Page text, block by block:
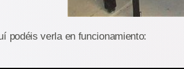
podéis verla en funcionamiento: